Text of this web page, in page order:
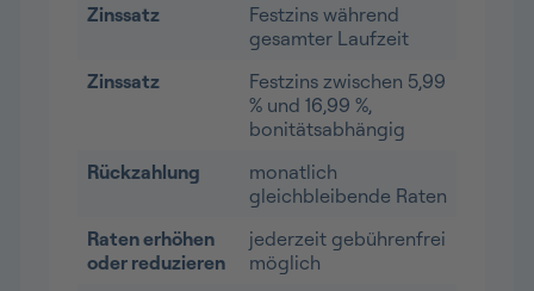
Zinssatz
Festzins während
gesamter Laufzeit
Zinssatz
Festzins zwischen 5,99
% und 16,99 %,
bonitätsabhängig
Rückzahlung
monatlich
gleichbleibende Raten
Raten erhöhen
oder reduzieren
jederzeit gebührenfrei
möglich